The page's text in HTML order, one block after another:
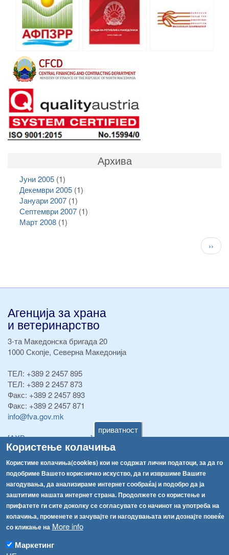
приватност
Користење колачиња
Користиме колачиња(cookies) кои не содржат лични податоци, за да го
подобриме Вашето корисничко искуство, да ги извршиме Вашите
нагодувања, да анализираме интернет сообраќај и подобро да ја
заштитиме нашата интернет страна. Продолжете со користење и
прифатете ги сите доколку се согласувате со начинот на употреба на
колачиња, променете и зачувајте ги нагодувањата или дознајте повеќе
со кликање на More info
Маркетинг
Архива
Јуни 2005(1)
Декември 2005(1)
Јануари 2007(1)
Септември 2007(1)
Март 2008(1)
››
Агенција за храна
и ветеринарство
3-та Македонска бригада 20
1000 Скопје, Северна Македонија
ТЕЛ: +389 2 2457 895
ТЕЛ: +389 2 2457 873
Факс: +389 2 2457 893
Факс: +389 2 2457 871
info@fva.gov.mk
[АХВ-претходна страна]
Соопштенија
Република Бугарија ги засили официјалните контроли при увоз на свежо овошје и зеленчук
Високите температури ризик од труење со храна, опасни се и за животните
Водата во Гостивар може да се користи како техничка, продолжува испораката на флаширана вода
Во Гостивар спроведени 70 вонредни контроли
Забраната за водата во Гостивар останува на сила, операторите да користат само технички безбедна вода
Навигација
Архива
Регистри
Обрасци
Забрани